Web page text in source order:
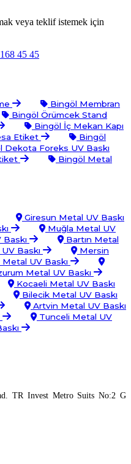
veya teklif istemek için
45 45
Bingöl Membran
Bingöl Örümcek Stand
Bingöl İç Mekan Kapı
Etiket
Bingöl
Dekota Foreks UV Baskı
Bingöl Metal
Giresun Metal UV Baskı
Muğla Metal UV
Bartın Metal
Baskı
Mersin
UV Baskı
Metal UV Baskı
Kocaeli Metal UV Baskı
Bilecik Metal UV Baskı
Artvin Metal UV Baskı
Tunceli Metal UV
TR Invest Metro Suits No:2 G